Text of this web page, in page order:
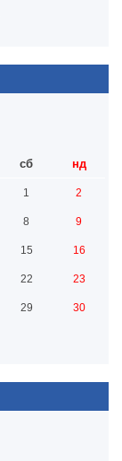
сб нд
1 2
8 9
15 16
22 23
29 30